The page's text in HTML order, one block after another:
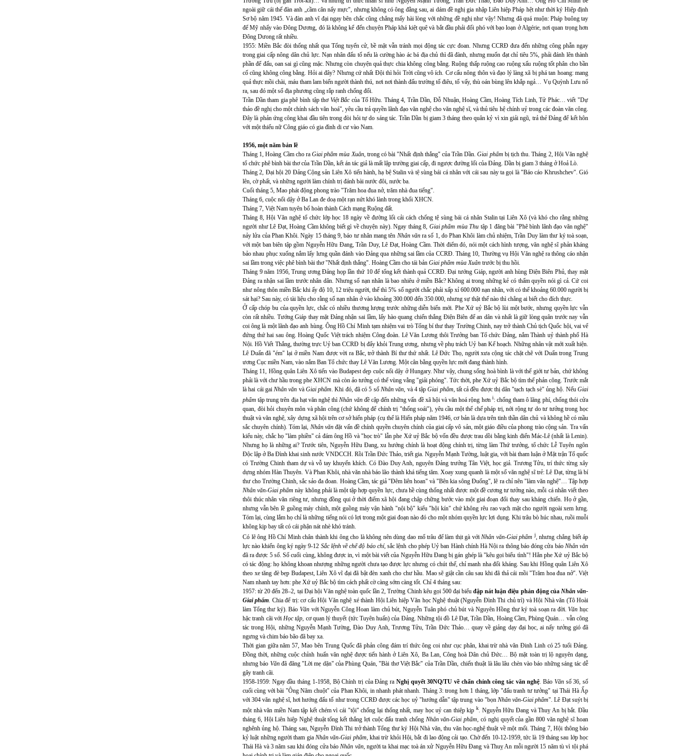
ngoài giữ cái thế đàn anh „cầm cân nẩy mực", nhưng không có ông đằng sau, ai dám đề nghị gia nhập Liên hiệp Pháp hệt như thời ký Hiệp định
Sơ bộ năm 1945. Và đàn anh vĩ đại ngay bên chắc cũng chẳng mấy hài lòng với những đề nghị như vậy! Nhưng đã quá muộn: Pháp buông tay
để Mỹ nhẩy vào Đông Dương, đó là không kể đến chuyện Pháp khá kiệt quệ và bắt đầu phải đối phó với bạo loạn ở Algérie, nơi quan trọng hơn
Đông Dưong rất nhiều.
1955: Miền Bắc đòi thống nhất qua Tổng tuyển cử, bề mặt vẫn tránh mọi động tác cực đoan. Nhưng CCRĐ đưa đến những công phẫn ngay
trong giai cấp nông dân chủ lực. Nạn nhân đấu tố nếu là cường hào ác bá địa chủ thì đã đành, nhưng muốn đạt chỉ tiêu 5%, phải đánh lên thành
phần để đấu, oan sai gì cũng mặc. Nhưng còn chuyện quả thực chia không công bằng. Ruộng thấp ruộng cao ruộng xấu ruộng tốt phân cho bần
cố cũng không công bằng. Hỏi ai đây? Nhưng cứ nhất Đội thì hỏi Trời cũng vô ích. Cơ cấu nông thôn và đạo lý làng xã bị phá tan hoang: mang
quả thực mồi chài, máu tham lam biến người thành thú, nơi nơi thành đấu trường tố điêu, tố vấy, thù oán bùng lên khắp ngả… Vụ Quỳnh Lưu nổ
ra, sau đó một số địa phương cũng rắp ranh chống đối.
Trần Dần tham gia phê bình tập thơ Việt Bắccủa Tố Hữu. Tháng 4, Trần Dần, Đỗ Nhuận, Hoàng Cầm, Hoàng Tích Linh, Tử Phác… viết "Dự
thảo đề nghị cho một chính sách văn hoá", yêu cầu trả quyền lãnh đạo văn nghệ cho văn nghệ sĩ, và thủ tiêu hệ chính uỷ trong các đoàn văn công.
Đây là phản ứng công khai đầu tiên trong đòi hỏi tự do sáng tác. Trần Dần bị giam 3 tháng theo quân kỷ vì xin giải ngũ, trả thẻ Đảng để kết hôn
với một thiếu nữ Công giáo có gia đình di cư vào Nam.
1956, một năm bản lề
Tháng 1, Hoàng Cầm cho raGiai phẩm mùa Xuân, trong có bài "Nhất định thắng" của Trần Dần.Giai phẩm bị tịch thu. Tháng 2, Hội Văn nghệ
tổ chức phê bình bài thơ của Trần Dần, kết án tác giả là mất lập trường giai cấp, đi ngược đường lối của Đảng. Dần bị giam 3 tháng ở Hoả Lò.
Tháng 2, Đại hội 20 Đảng Cộng sản Liên Xô tiến hành, hạ bệ Stalin và tệ sùng bái cá nhân với cái sau này ta gọi là "Báo cáo Khrushchev". Gió
lên, cờ phất, và những người làm chính trị đánh bài nước đôi, nước ba.
Cuối tháng 5, Mao phát động phong trào "Trăm hoa đua nở, trăm nhà đua tiếng".
Tháng 6, cuộc nổi dậy ở Ba Lan đe doạ một rạn nứt khó lành trong khối XHCN.
Tháng 7, Việt Nam tuyên bố hoàn thành Cách mạng Ruộng đất.
Tháng 8, Hội Văn nghệ tổ chức lớp học 18 ngày về đường lối cải cách chống tệ sùng bái cá nhân Stalin tại Liên Xô (và khó cho rằng những
người như Lê Đạt, Hoàng Cầm không biết gì về chuyện này). Ngay tháng 8, Giai phẩm mùa Thu tập 1 đăng bài "Phê bình lãnh đạo văn nghệ"
nảy lửa của Phan Khôi. Ngày 15 tháng 9, báo tư nhân mang tên Nhân vănra số 1, do Phan Khôi làm chủ nhiệm, Trần Duy làm thư ký toà soạn,
với một ban biên tập gồm Nguyễn Hữu Đang, Trần Duy, Lê Đạt, Hoàng Cầm. Thời điểm đó, nói một cách hình tượng, văn nghệ sĩ phản kháng
bảo nhau phục xuống nắm lấy lưng quần đánh vào Đảng qua những sai lầm của CCRĐ. Tháng 10, Thường vụ Hội Văn nghệ ra thông cáo nhận
sai lầm trong việc phê bình bài thơ "Nhất định thắng". Hoàng Cầm cho tái bản Giai phẩm mùa Xuân trước bị thu hồi.
Tháng 9 năm 1956, Trung ương Đảng họp lần thứ 10 để tổng kết thành quả CCRĐ. Đại tướng Giáp, người anh hùng Điện Biên Phủ, thay mặt
Đảng ra nhận sai lầm trước nhân dân. Nhưng số nạn nhân là bao nhiêu ở miền Bắc? Không ai trong những kẻ có thẩm quyền nói gì cả. Cứ coi
như nông thôn miền Bắc khi ấy độ 10, 12 triệu người, thế thì 5% số người chắc phải xấp xỉ 600.000 nạn nhân, với có thể khoảng 60.000 người bị
sát hại? Sau này, có tài liệu cho rằng số nạn nhân ở vào khoảng 300.000 đến 350.000, nhưng sự thật thế nào thì chẳng ai biết cho đích thực.
Ở cấp chóp bu của quyền lực, chắc có nhiều thương lượng trước những diễn biến mới. Phe Xứ uỷ Bắc bộ lùi một bước, nhưng quyền lực vẫn
còn rất nhiều. Tướng Giáp thay mặt Đảng nhận sai lầm, lấy hào quang chiến thắng Điện Biên để an dân và nhất là giữ lòng quân trước nay vẫn
coi ông là một lãnh đạo anh hùng. Ông Hồ Chí Minh tạm nhiệm vai trò Tổng bí thư thay Trường Chinh, nay trở thành Chủ tịch Quốc hội, vai vế
đứng thứ hai sau ông. Hoàng Quốc Việt trách nhiệm Công đoàn. Lê Văn Lương thôi Trưởng ban Tổ chức Đảng, nắm Thành uỷ thành phố Hà
Nội. Hồ Viết Thắng, thường trực Uỷ ban CCRĐ bị đẩy khỏi Trung ương, nhưng về phụ trách Uỷ ban Kế hoạch. Những nhân vật mới xuất hiện.
Lê Duẩn đã "ém" lại ở miền Nam được vời ra Bắc, trở thành Bí thư thứ nhất. Lê Đức Thọ, người xưa cộng tác chặt chẽ với Duẩn trong Trung
ương Cục miền Nam, vào nắm Ban Tổ chức thay Lê Văn Lương. Một cân bằng quyền lực mới đang thành hình.
Tháng 11, Hồng quân Liên Xô tiến vào Budapest dẹp cuộc nổi dậy ở Hungary. Như vậy, chung sống hoà bình là với thế giới tư bản, chứ không
phải là với chư hầu trong phe XHCN mà còn ảo tưởng có thể vùng vằng "giải phóng". Tức thời, phe Xứ uỷ Bắc bộ tìm thế phản công. Trước mắt
là hai cái gaiNhân văn và Giai phẩm. Khi đó, đã có 5 số Nhân văn, và 4 tậpGiai phẩm, tất cả đều được thị dân "tạch tạch sè" ủng hộ. NếuGiai
phẩm tập trung trên địa hạt văn nghệ thìNhân vănđề cập đến những vấn đề xã hội và văn hoá rộng hơn i: chống tham ô lãng phí, chống thói cửa
quan, đòi hỏi chuyên môn và phân công (chứ không để chính trị "thống soái"), yêu cầu một thể chế pháp trị, nới rộng tự do tư tưởng trong học
thuật và văn nghệ, xây dựng xã hội trên cơ sở hiến pháp (cụ thể là Hiến pháp năm 1946, cơ bản là dựa trên tinh thần dân chủ và không hề có mầu
sắc chuyên chính). Tóm lại, Nhân vănđặt vấn đề chính quyền chuyên chính của giai cấp vô sản, một giáo điều của phong trào cộng sản. Tra vấn
kiểu này, chắc họ "làm phiền" cả đám ông Hồ và "học trò" lẫn phe Xứ uỷ Bắc bộ vốn đều được trau dồi bằng kinh điển Mác-Lê (nhất là Lenin).
Nhưng họ là những ai? Trước tiên, Nguyễn Hữu Đang, xu hướng chính là hoạt động chính trị, từng làm Thứ trưởng, tổ chức Lễ Tuyên ngôn
Độc lập ở Ba Đình khai sinh nước VNDCCH. Rồi Trần Đức Thảo, triết gia. Nguyễn Mạnh Tường, luật gia, với bài tham luận ở Mặt trận Tổ quốc
có Trường Chinh tham dự và vỗ tay khuyến khích. Có Đào Duy Anh, nguyên Đảng trưởng Tân Việt, học giả. Trương Tửu, trí thức từng xây
dựng nhóm Hàn Thuyên. Và Phan Khôi, nhà văn nhà báo lão thành khá tiếng tăm. Xoay xung quanh là một số văn nghệ sĩ trẻ: Lê Đạt, từng là bí
thư cho Trường Chinh, sắc sảo đa đoan. Hoàng Cầm, tác giả "Đêm liên hoan" và "Bên kia sông Đuống", lẽ ra chỉ nên "làm văn nghệ"… Tập hợp
Nhân văn-Giai phẩm này không phải là một tập hợp quyền lực, chưa hề cùng thống nhất được một đề cương tư tưởng nào, mỗi cá nhân viết theo
thôi thúc nhân văn riêng tư, nhưng đồng qui ở thời điểm xã hội đang chập chững bước vào một giai đoạn đổi thay sau kháng chiến. Họ ở gần,
nhưng vẫn bên lề guồng máy chính, một guồng máy vận hành "nội bộ" kiểu "hội kín" chứ không rêu rao vạch mặt cho người ngoài xem lưng.
Tóm lại, cùng lắm họ chỉ là những tiếng nói có lợi trong một giai đoạn nào đó cho một nhóm quyền lực lợi dụng. Khi trâu bò húc nhau, ruồi muỗi
không kịp bay tất có cái phận nát nhè khó tránh.
Có lẽ ông Hồ Chí Minh chân thành khi ông cho là không nên dùng dao mổ trâu để làm thịt gà vớiNhân văn-Giai phẩm j, nhưng chẳng biết áp
lực nào khiến ông ký ngày 9-12 Sắc lệnh về chế độ báo chí,sắc lệnh cho phép Uỷ ban Hành chính Hà Nội ra thông báo đóng cửa báo Nhân văn
đã ra được 5 số. Số cuối cùng, không được in, vì một bài viết của Nguyễn Hữu Đang bị gán ghép là "kêu gọi biểu tình"! Hẳn phe Xứ uỷ Bắc bộ
có tác động: họ không khoan nhượng những người chưa tạo được lực nhưng có chút thế, chỉ manh nha đối kháng. Sau khi Hồng quân Liên Xô
theo xe tăng đè bẹp Budapest, Liên Xô vĩ đại đã bật đèn xanh cho chư hầu. Mao sẽ giật cần câu sau khi đã thả cái mồi "Trăm hoa đua nở". Việt
Nam nhanh tay hơn: phe Xứ uỷ Bắc bộ tìm cách phất cờ càng sớm càng tốt. Chỉ 4 tháng sau:
1957: từ 20 đến 28–2, tại Đại hội Văn nghệ toàn quốc lần 2, Trường Chinh kêu gọi 500 đại biểuđập nát luận điệu phản động của Nhân văn-
Giai phẩm. Chia để trị: cơ cấu Hội Văn nghệ xé thành Hội Liên hiệp Văn học Nghệ thuật (Nguyễn Đình Thi chủ trì) và Hội Nhà văn (Tô Hoài
làm Tổng thư ký). BáoVăn với Nguyễn Công Hoan làm chủ bút, Nguyễn Tuân phó chủ bút và Nguyên Hồng thư ký toà soạn ra đời.Văn hục
hặc tranh cãi vớiHọc tập, cơ quan lý thuyết (tức Tuyên huấn) của Đảng. Những tội đồ Lê Đạt, Trần Dần, Hoàng Cầm, Phùng Quán… vẫn công
tác trong Hội, những Nguyễn Mạnh Tường, Đào Duy Anh, Trương Tửu, Trần Đức Thảo… quay về giảng dạy đại học, ai nấy tưởng gió đã
ngưng và chim báo bão đã bay xa.
Thời gian giữa năm 57, Mao bên Trung Quốc đã phản công đám trí thức ông coi như cục phân, khai trừ nhà văn Đinh Linh có 25 tuổi Đảng.
Đồng thời, những cuộc chỉnh huấn văn nghệ được tiến hành ở Liên Xô, Ba Lan, Công hoà Dân chủ Đức… Bộ mặt toàn trị lộ nguyên dạng,
nhưng báo Vănđã đăng "Lời mẹ dặn" của Phùng Quán, "Bài thơ Việt Bắc" của Trần Dần, chiến thuật là lâu lâu chèn vào báo những sáng tác dễ
gây tranh cãi.
1958-1959: Ngay đầu tháng 1-1958, Bộ Chính trị của Đảng ra Nghị quyết 30NQ/TU về chấn chỉnh công tác văn nghệ. Báo Vănsố 36, số
cuối cùng với bài "Ông Năm chuột" của Phan Khôi, in nhanh phát nhanh. Tháng 3: trong hơn 1 tháng, lớp "đấu tranh tư tưởng" tại Thái Hà Ấp
với 304 văn nghệ sĩ, hơi hướng đấu tố như trong CCRĐ được các học uỷ "hướng dẫn" tập trung vào "bọn Nhân văn-Giai phẩm". Lê Đạt suýt bị
một nhà văn miền Nam tập kết chém vì cái "tội" chống lại thống nhất, may học uỷ can thiệp kịp k. Nguyễn Hữu Đang và Thuỵ An bị bắt. Đầu
tháng 6, Hội Liên hiệp Nghệ thuật tổng kết thắng lợi cuộc đấu tranh chống Nhân văn-Giai phẩm, có nghị quyết của gần 800 văn nghệ sĩ hoan
nghênh ủng hộ. Tháng sau, Nguyễn Đình Thi trở thành Tổng thư ký Hội Nhà văn, thu văn học-nghệ thuật về một mối. Tháng 7, Hội thông báo
kỷ luật những người tham gia Nhân văn-Giai phẩm, khai trừ khỏi Hội, bắt đi lao động cải tạo. Chờ đến 10-12-1959, tức là 19 tháng sau lớp học
Thái Hà và 3 năm sau khi đóng cửa báoNhân văn, người ta khai mạc toà án xử Nguyễn Hữu Đang và Thuỵ An mỗi người 15 năm tù vì tội phá